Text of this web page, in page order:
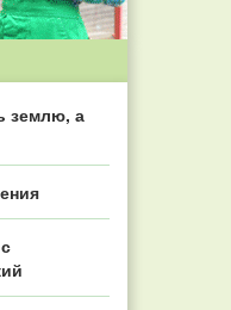
землю, а